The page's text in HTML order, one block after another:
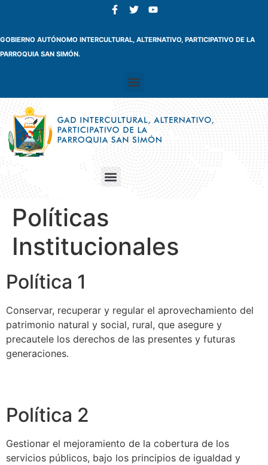
GOBIERNO AUTÓNOMO INTERCULTURAL, ALTERNATIVO, PARTICIPATIVO DE LA
PARROQUIA SAN SIMÓN.
Políticas
Institucionales
Política 1
Conservar, recuperar y regular el aprovechamiento del
patrimonio natural y social, rural, que asegure y
precautele los derechos de las presentes y futuras
generaciones.
Política 2
Gestionar el mejoramiento de la cobertura de los
servicios públicos, bajo los principios de igualdad y